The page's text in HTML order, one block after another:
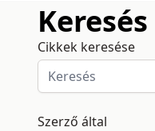
Keresés
Cikkek keresése
Szerző által